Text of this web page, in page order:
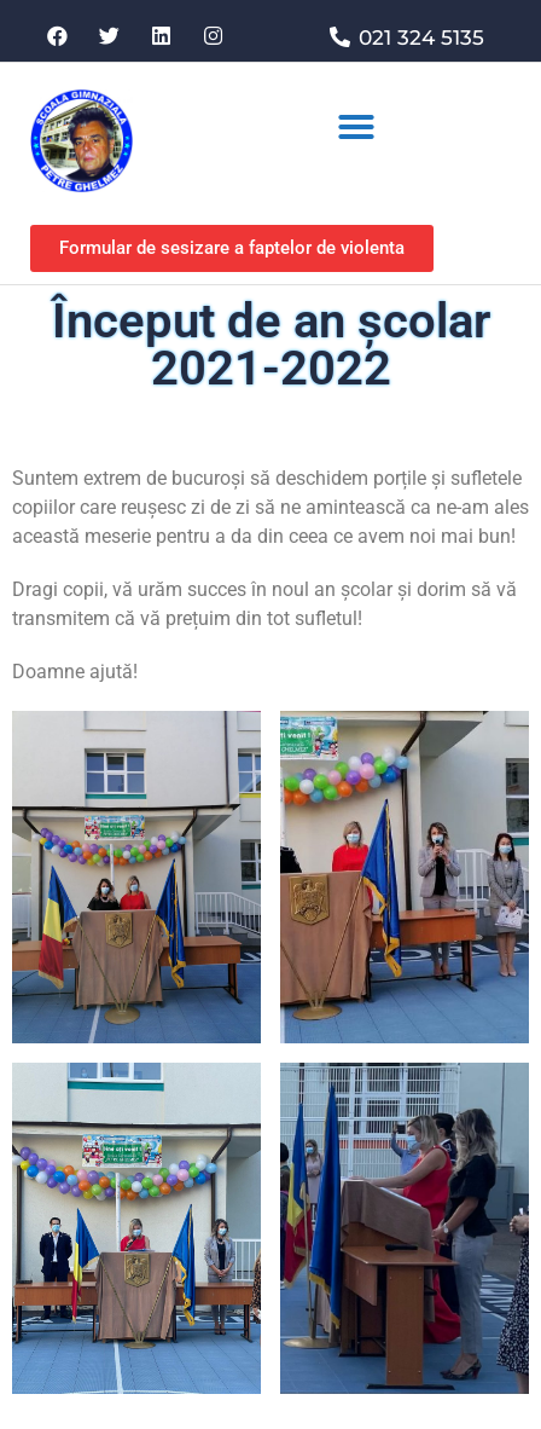
021 324 5135
Formular de sesizare a faptelor de violenta
Început de an școlar
2021-2022
Suntem extrem de bucuroși să deschidem porțile și sufletele
copiilor care reușesc zi de zi să ne amintească ca ne-am ales
această meserie pentru a da din ceea ce avem noi mai bun!
Dragi copii, vă urăm succes în noul an școlar și dorim să vă
transmitem că vă prețuim din tot sufletul!
Doamne ajută!